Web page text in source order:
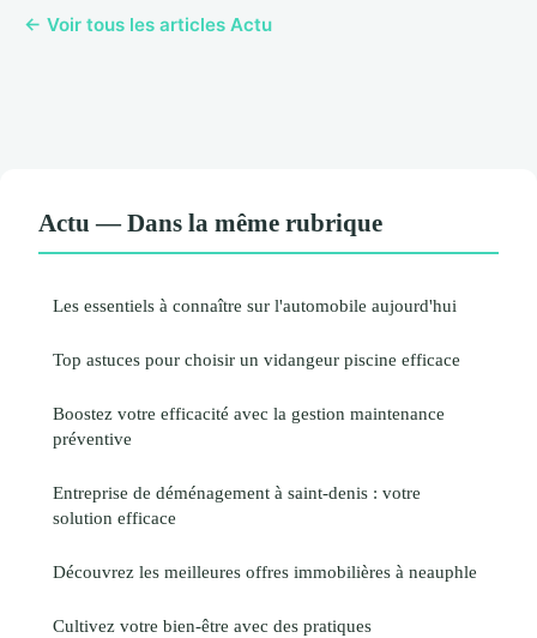
← Voir tous les articles Actu
Actu — Dans la même rubrique
Les essentiels à connaître sur l'automobile aujourd'hui
Top astuces pour choisir un vidangeur piscine efficace
Boostez votre efficacité avec la gestion maintenance
préventive
Entreprise de déménagement à saint-denis : votre
solution efficace
Découvrez les meilleures offres immobilières à neauphle
Cultivez votre bien-être avec des pratiques